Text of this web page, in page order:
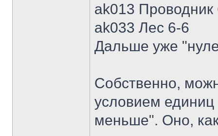
ak013 Проводник
ak033 Лес 6-6
Дальше уже
Собственно,
условием
меньше". Оно,